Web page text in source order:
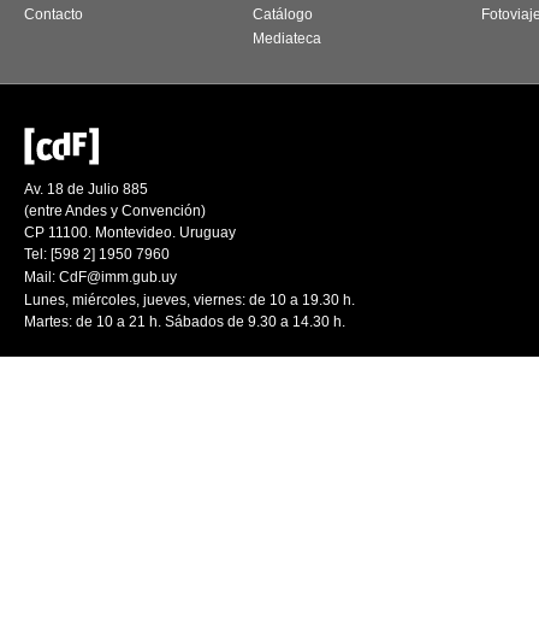
Contacto
Catálogo
Mediateca
Av. 18 de Julio 885
(entre Andes y Convención)
CP 11100. Montevideo. Uruguay
Tel: [598 2] 1950 7960
Mail: CdF@imm.gub.uy
Lunes, miércoles, jueves, viernes: de 10 a 19.30 h.
Martes: de 10 a 21 h. Sábados de 9.30 a 14.30 h.